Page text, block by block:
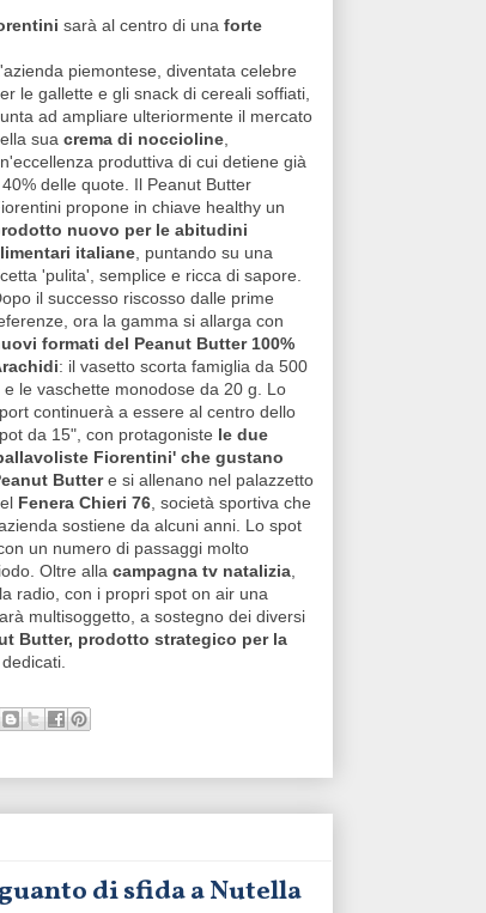
sarà al centro di una forte
piemontese, diventata celebre
le gallette e gli snack di cereali soffiati,
ad ampliare ulteriormente il mercato
sua crema di noccioline,
produttiva di cui detiene già
40% delle quote. Il Peanut Butter
propone in chiave healthy un
nuovo per le abitudini
italiane, puntando su una
'pulita', semplice e ricca di sapore.
il successo riscosso dalle prime
ora la gamma si allarga con
formati del Peanut Butter 100%
: il vasetto scorta famiglia da 500
e le vaschette monodose da 20 g. Lo
continuerà a essere al centro dello
da 15", con protagoniste le due
Fiorentini' che gustano
Buttere si allenano nel palazzetto
Fenera Chieri 76, società sportiva che
sostiene da alcuni anni. Lo spot
un numero di passaggi molto
Oltre alla campagna tv natalizia,
radio, con i propri spot on air una
multisoggetto, a sostegno dei diversi
Butter, prodotto strategico per la
di sfida a Nutella